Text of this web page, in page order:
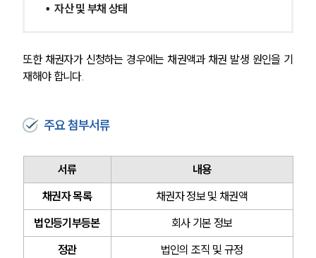
글로벌 파트너 로펌
통합검색
AI대륜
업무사례
•  자산 및 부채 상태
또한 채권자가 신청하는 경우에는 채권액과 채권 발생 원인을 기
재해야 합니다.
주요 첨부서류
서류
내용
채권자 목록
채권자 정보 및 채권액
법인등기부등본
회사 기본 정보
정관
법인의 조직 및 규정